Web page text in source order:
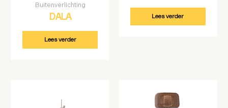
Buitenverlichting
DALA
Lees verder
Lees verder